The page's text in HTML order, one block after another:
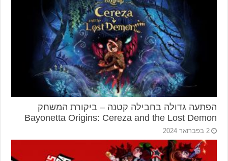
הפתעה גדולה בחבילה קטנה – ביקורת המשחק
Bayonetta Origins: Cereza and the Lost Demon
2 בפברואר 2024